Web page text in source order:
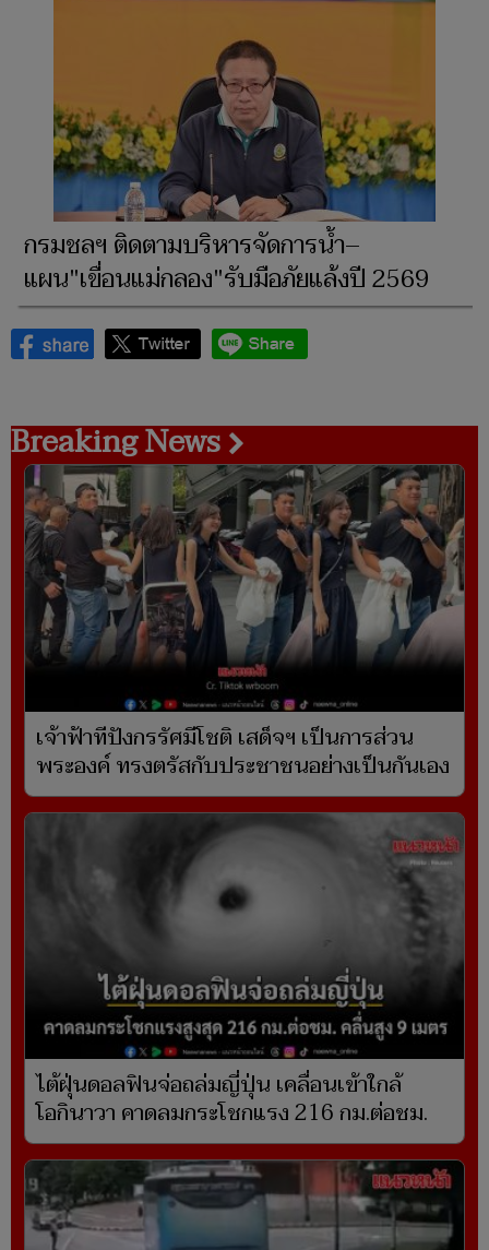
กรมชลฯ ติดตามบริหารจัดการน้ำ–
แผน"เขื่อนแม่กลอง"รับมือภัยแล้งปี 2569
Breaking News
เจ้าฟ้าทีปังกรรัศมีโชติ เสด็จฯ เป็นการส่วน
พระองค์ ทรงตรัสกับประชาชนอย่างเป็นกันเอง
ไต้ฝุ่นดอลฟินจ่อถล่มญี่ปุ่น เคลื่อนเข้าใกล้
โอกินาวา คาดลมกระโชกแรง 216 กม.ต่อชม.